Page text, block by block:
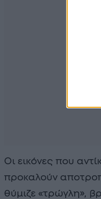
Οι εικόνες που
προκαλούν
θύμιζε «τρώγλη»,